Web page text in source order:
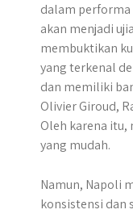
dalam
akan menjadi
membuktikan
yang terkenal
dan memiliki
Olivier Giroud,
Oleh karena itu,
yang mudah.
Namun, Napoli
konsistensi dan